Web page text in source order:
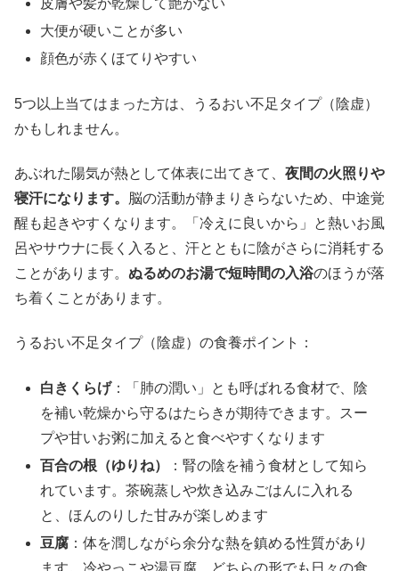
皮膚や髪が乾燥して艶がない
大便が硬いことが多い
顔色が赤くほてりやすい
5つ以上当てはまった方は、うるおい不足タイプ（陰虚）
かもしれません。
あぶれた陽気が熱として体表に出てきて、 夜間の火照りや
寝汗になります。
脳の活動が静まりきらないため、中途覚
醒も起きやすくなります。「冷えに良いから」と熱いお風
呂やサウナに長く入ると、汗とともに陰がさらに消耗する
ことがあります。 ぬるめのお湯で短時間の入浴のほうが落
ち着くことがあります。
うるおい不足タイプ（陰虚）の食養ポイント：
白きくらげ：「肺の潤い」とも呼ばれる食材で、陰
を補い乾燥から守るはたらきが期待できます。スー
プや甘いお粥に加えると食べやすくなります
百合の根（ゆりね）
：腎の陰を補う食材として知ら
れています。茶碗蒸しや炊き込みごはんに入れる
と、ほんのりした甘みが楽しめます
豆腐 ：体を潤しながら余分な熱を鎮める性質があり